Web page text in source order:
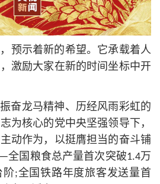
预示着新的希望。它承载着人
激励大家在新的时间坐标中开
奋龙马精神、历经风雨彩虹的
为核心的党中央坚强领导下，
动作为，以挺膺担当的奋斗铺
国粮食总产量首次突破1.4万
;全国铁路年度旅客发送量首